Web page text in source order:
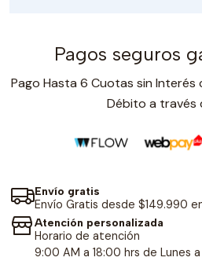
Pagos seguros
Pago Hasta 6 Cuotas sin
Débito a través
Envío gratis
Envío Gratis desde $149.990
Atención personalizada
Horario de atención
9:00 AM a 18:00 hrs de Lunes